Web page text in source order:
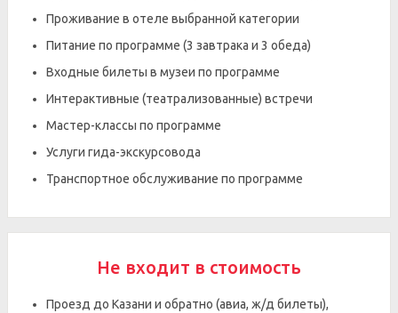
Проживание в отеле выбранной категории
Питание по программе (3 завтрака и 3 обеда)
Входные билеты в музеи по программе
Интерактивные (театрализованные) встречи
Мастер-классы по программе
Услуги гида-экскурсовода
Транспортное обслуживание по программе
Не входит в стоимость
Проезд до Казани и обратно (авиа, ж/д билеты),